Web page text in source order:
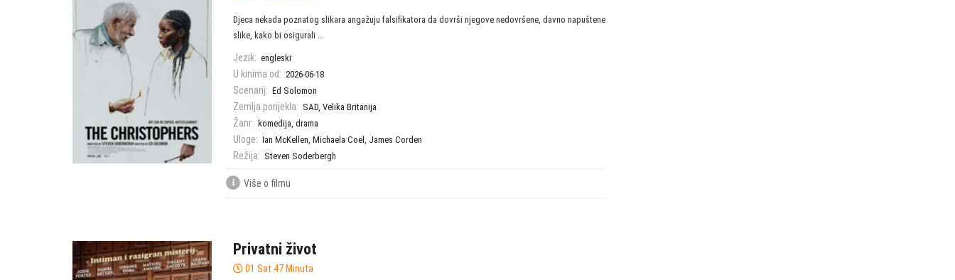
Djeca nekada poznatog slikara angažuju falsifikatora da dovrši njegove nedovršene, davno napuštene
slike, kako bi osigurali ...
Jezik: engleski
U kinima od: 2026-06-18
Scenarij: Ed Solomon
Zemlja porijekla: SAD, Velika Britanija
Žanr: komedija, drama
Uloge: Ian McKellen, Michaela Coel , James Corden
Režija: Steven Soderbergh
Više o filmu
Privatni život
01 Sat 47 Minuta